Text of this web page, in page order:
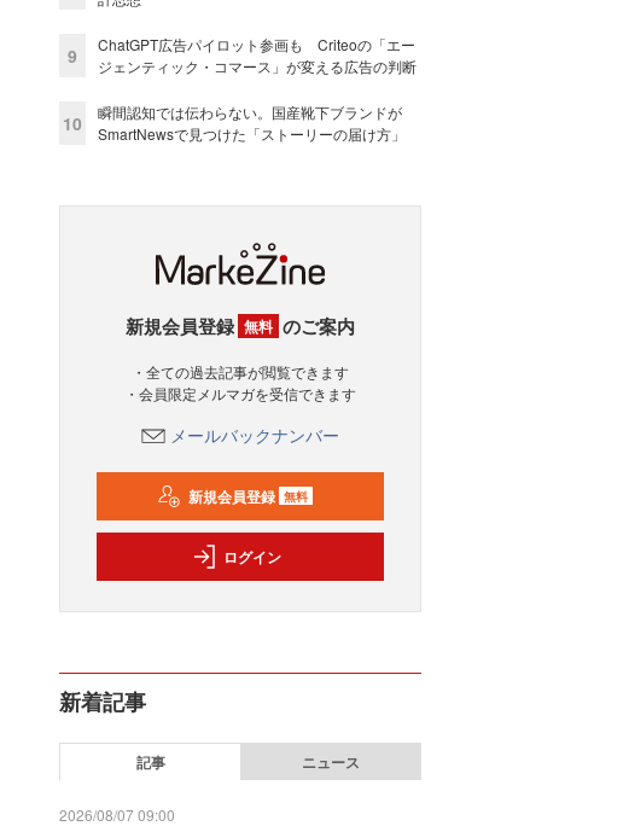
9
ChatGPT広告パイロット参画も Criteoの「エー
ジェンティック・コマース」が変える広告の判断
10
瞬間認知では伝わらない。国産靴下ブランドが
SmartNewsで見つけた「ストーリーの届け方」
新規会員登録 無料 のご案内
・全ての過去記事が閲覧できます
・会員限定メルマガを受信できます
メールバックナンバー
新規会員登録 無料
ログイン
新着記事
記事 ニュース
2026/08/07 09:00